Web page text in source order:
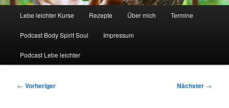
Lebe leichter Kurse Rezepte Über mich Termine
Podcast Body Spirit Soul Impressum
Podcast Lebe leichter
Beitragsnavigation
← Vorheriger Nächster →